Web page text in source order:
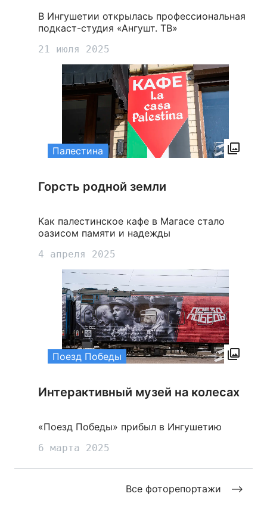
В Ингушетии открылась профессиональная
подкаст-студия «Ангушт. ТВ»
21 июля 2025
Палестина
Горсть родной земли
Как палестинское кафе в Магасе стало
оазисом памяти и надежды
4 апреля 2025
Поезд Победы
Интерактивный музей на колесах
«Поезд Победы» прибыл в Ингушетию
6 марта 2025
Все фоторепортажи